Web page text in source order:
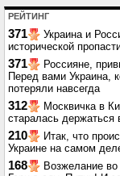
РЕЙТИНГ
371
Украина и
исторической
371
Россияне,
Перед вами Украина,
потеряли навсегда
312
Москвичка в
старалась держаться
210
Итак, что
Украине на самом
168
Возжелание во